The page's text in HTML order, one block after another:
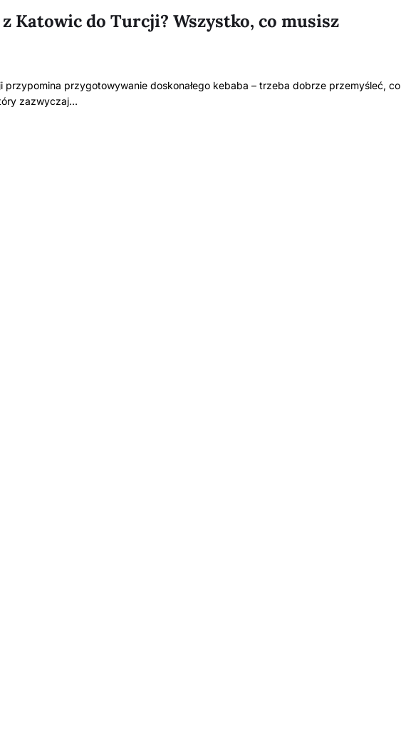
Katowic do Turcji? Wszystko, co musisz
przypomina przygotowywanie doskonałego kebaba – trzeba dobrze przemyśleć, co
zazwyczaj…